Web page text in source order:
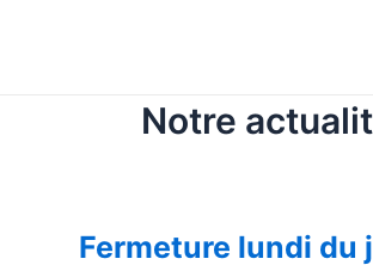
Notre
Fermeture lundi du